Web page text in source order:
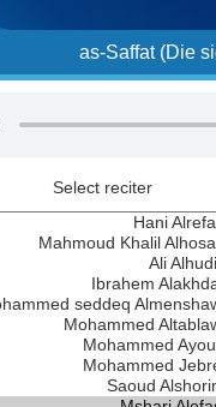
as-Saffat (Die
Select reciter